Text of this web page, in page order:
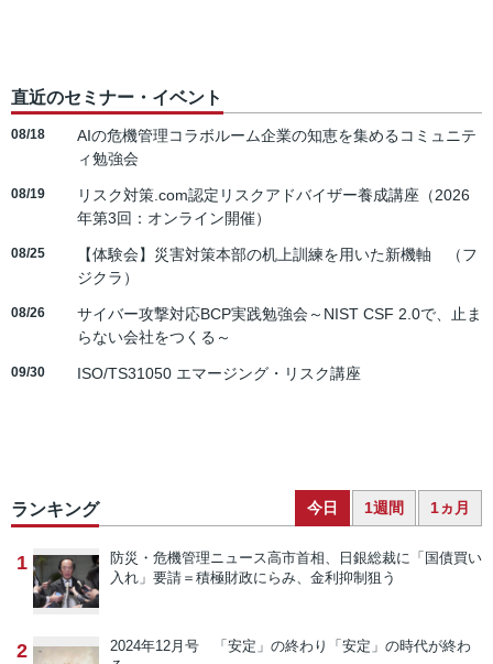
直近のセミナー・イベント
08/18
AIの危機管理コラボルーム企業の知恵を集めるコミュニテ
ィ勉強会
08/19
リスク対策.com認定リスクアドバイザー養成講座（2026
年第3回：オンライン開催）
08/25
【体験会】災害対策本部の机上訓練を用いた新機軸 （フ
ジクラ）
08/26
サイバー攻撃対応BCP実践勉強会～NIST CSF 2.0で、止ま
らない会社をつくる～
09/30 ISO/TS31050 エマージング・リスク講座
ランキング 今日 1週間 1ヵ月
1 防災・危機管理ニュース高市首相、日銀総裁に「国債買い
入れ」要請＝積極財政にらみ、金利抑制狙う
2 2024年12月号 「安定」の終わり
「安定」の時代が終わ